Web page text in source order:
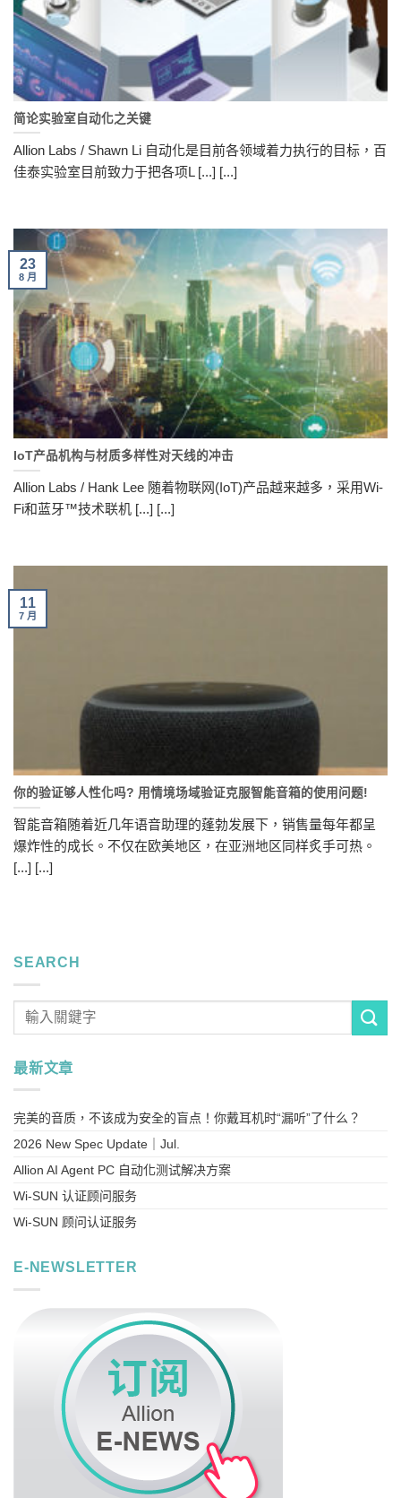
简论实验室自动化之关键
Allion Labs / Shawn Li 自动化是目前各领域着力执行的目标，百
佳泰实验室目前致力于把各项L [...] [...]
IoT产品机构与材质多样性对天线的冲击
Allion Labs / Hank Lee 随着物联网(IoT)产品越来越多，采用Wi-
Fi和蓝牙™技术联机 [...] [...]
23
8 月
你的验证够人性化吗? 用情境场域验证克服智能音箱的使用问题!
智能音箱随着近几年语音助理的蓬勃发展下，销售量每年都呈
爆炸性的成长。不仅在欧美地区，在亚洲地区同样炙手可热。
[...] [...]
11
7 月
SEARCH
最新文章
完美的音质，不该成为安全的盲点！你戴耳机时“漏听”了什么？
2026 New Spec Update｜Jul.
Allion AI Agent PC 自动化测试解决方案
Wi-SUN 认证顾问服务
Wi-SUN 顾问认证服务
E-NEWSLETTER